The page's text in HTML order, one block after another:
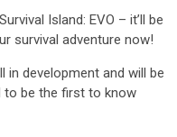
Island: EVO – it’ll be
survival adventure now!
in development and will be
to be the first to know